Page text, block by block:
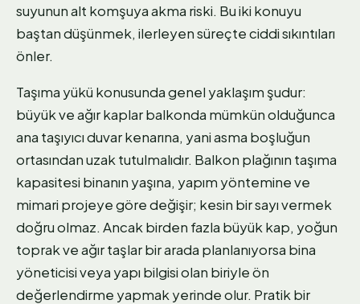
suyunun alt komşuya akma riski. Bu iki konuyu
baştan düşünmek, ilerleyen süreçte ciddi sıkıntıları
önler.
Taşıma yükü konusunda genel yaklaşım şudur:
büyük ve ağır kaplar balkonda mümkün olduğunca
ana taşıyıcı duvar kenarına, yani asma boşluğun
ortasından uzak tutulmalıdır. Balkon plağının taşıma
kapasitesi binanın yaşına, yapım yöntemine ve
mimari projeye göre değişir; kesin bir sayı vermek
doğru olmaz. Ancak birden fazla büyük kap, yoğun
toprak ve ağır taşlar bir arada planlanıyorsa bina
yöneticisi veya yapı bilgisi olan biriyle ön
değerlendirme yapmak yerinde olur. Pratik bir